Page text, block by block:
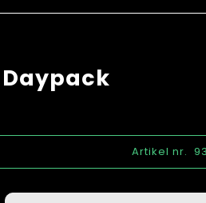
Artikel nr.